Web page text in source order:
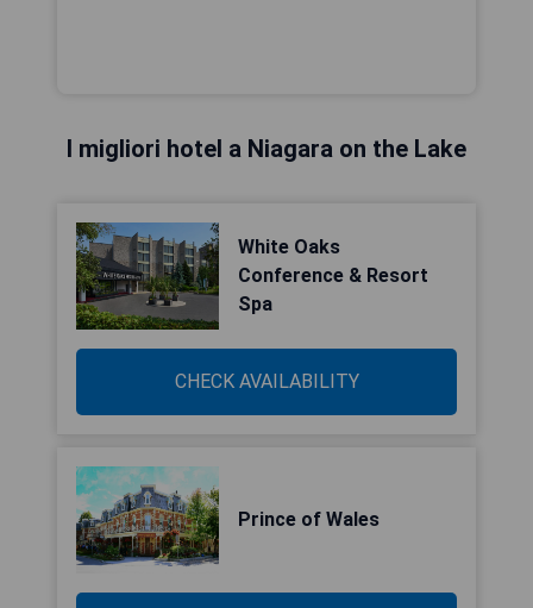
I migliori hotel a Niagara on the Lake
White Oaks
Conference & Resort
Spa
CHECK AVAILABILITY
Prince of Wales